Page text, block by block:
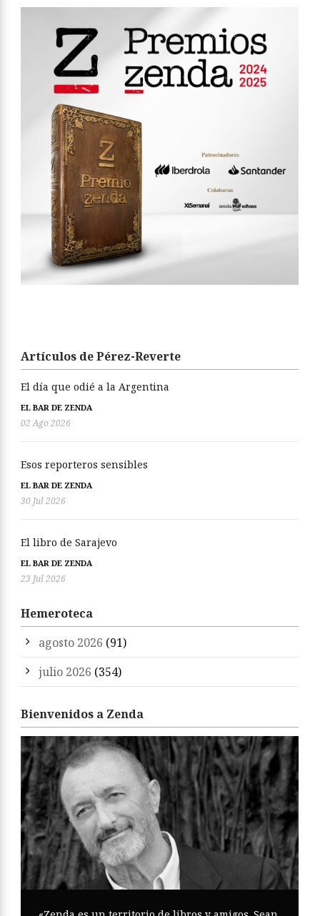
Artículos de Pérez-Reverte
El día que odié a la Argentina
EL BAR DE ZENDA
02 Ago 2026
Esos reporteros sensibles
EL BAR DE ZENDA
30 Jul 2026
El libro de Sarajevo
EL BAR DE ZENDA
23 Jul 2026
Hemeroteca
agosto 2026 (91)
julio 2026 (354)
Bienvenidos a Zenda